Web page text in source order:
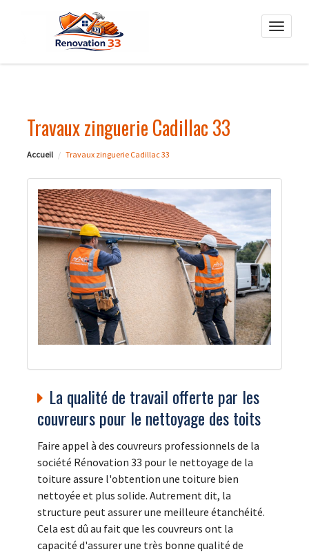
Toggle
Travaux zinguerie Cadillac 33
Accueil Travaux zinguerie Cadillac 33
La qualité de travail offerte par les
couvreurs pour le nettoyage des toits
Faire appel à des couvreurs professionnels de la
société Rénovation 33 pour le nettoyage de la
toiture assure l'obtention une toiture bien
nettoyée et plus solide. Autrement dit, la
structure peut assurer une meilleure étanchéité.
Cela est dû au fait que les couvreurs ont la
capacité d'assurer une très bonne qualité de